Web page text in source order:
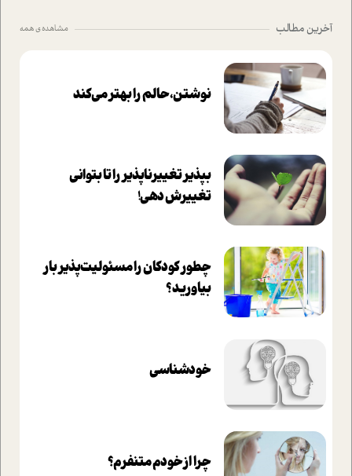
آخرین مطالب مشاهده ی همه
نوشتن، حالم را بهتر می‌کند
بپذير تغييرناپذير را تا بتواني
تغييرش دهي!‏
چطور کودکان را مسئولیت‌پذیر بار
بیاورید؟
خودشناسی
چرا از خودم متنفرم؟